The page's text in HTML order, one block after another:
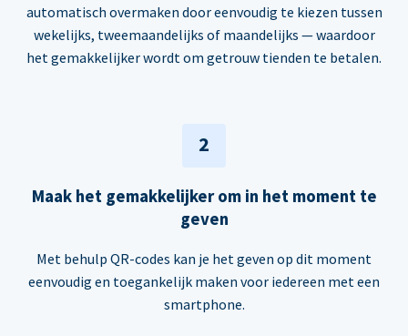
automatisch overmaken door eenvoudig te kiezen tussen
wekelijks, tweemaandelijks of maandelijks — waardoor
het gemakkelijker wordt om getrouw tienden te betalen.
2
Maak het gemakkelijker om in het moment te
geven
Met behulp QR-codes kan je het geven op dit moment
eenvoudig en toegankelijk maken voor iedereen met een
smartphone.